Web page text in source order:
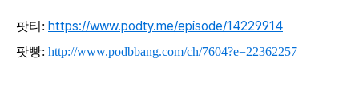
팟티: https://www.podty.me/episode/14229914
팟빵: http://www.podbbang.com/ch/7604?e=22362257